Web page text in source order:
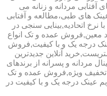
آفتابی مردانه و زنانه می
های طبی،مطالعه و آفتابی
نرخ اتحادیه,بینایی سنجی در
معین,فروش عمده و تک انواع
درجه یک و با کیفیت,فروش
آنلاین جدیدترین
مردانه و پسرانه از برندهای
تخفیف ویژه,فروش عمده و تک
عینک درجه یک و با کیفیت در